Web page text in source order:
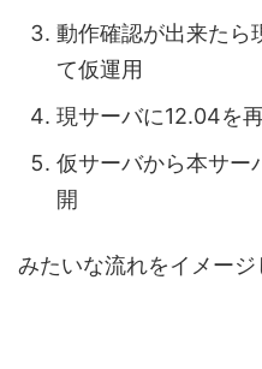
動作確認が出来たら
て仮運用
現サーバに12.04を
仮サーバから本サー
開
みたいな流れをイメージ